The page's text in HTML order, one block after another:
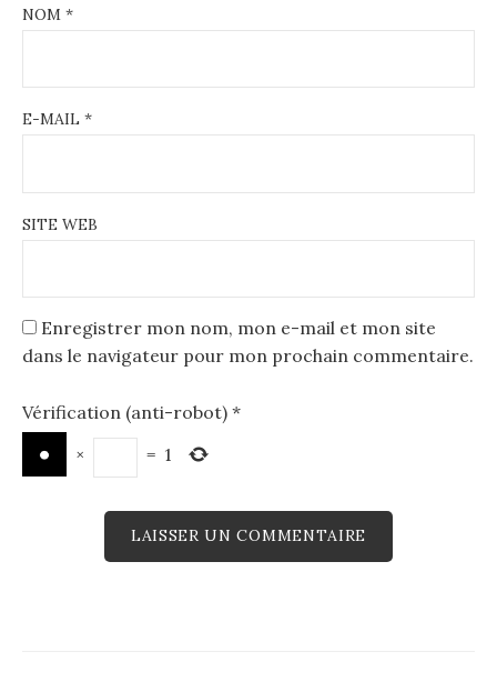
NOM *
E-MAIL *
SITE WEB
Enregistrer mon nom, mon e-mail et mon site
dans le navigateur pour mon prochain commentaire.
Vérification (anti-robot) *
×
= 1